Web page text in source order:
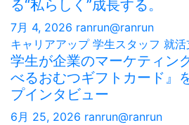
る“私らしく”成長する。
7月 4, 2026 ranrun@ranrun
キャリアアップ 学生スタッフ 就活
学生が企業のマーケティン
べるおむつギフトカード』
プインタビュー
6月 25, 2026 ranrun@ranrun